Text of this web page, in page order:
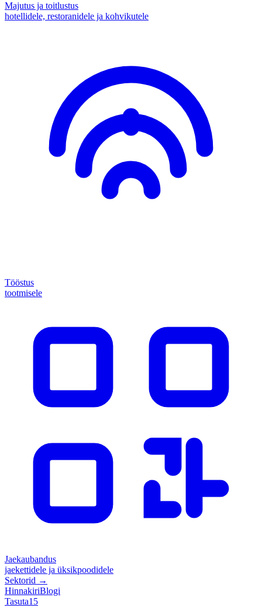
Majutus ja toitlustus
hotellidele, restoranidele ja kohvikutele
Tööstus
tootmisele
Jaekaubandus
jaekettidele ja üksikpoodidele
Sektorid →
HinnakiriBlogi
Tasuta15